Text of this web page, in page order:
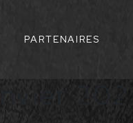
PARTENAIRES
2022